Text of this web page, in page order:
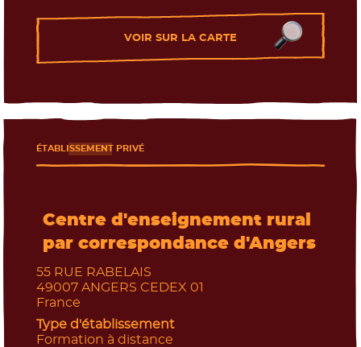
VOIR SUR LA CARTE
Centre d'enseignement rural
par correspondance d'Angers
ÉTABLISSEMENT PRIVÉ
55 RUE RABELAIS
49007 ANGERS CEDEX 01
France
Type d'établissement
Formation à distance